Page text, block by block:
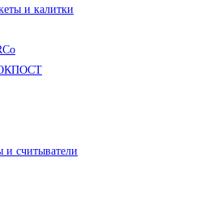
и калитки
и считыватели